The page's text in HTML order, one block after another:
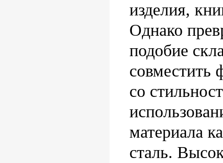
изделия,
Однако
подобие
совместить
со
материала
сталь.